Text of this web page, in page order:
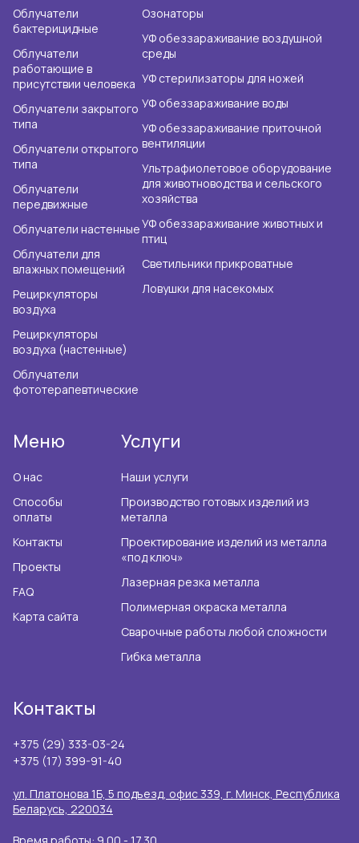
Облучатели
бактерицидные
Облучатели
работающие в
присутствии человека
Облучатели закрытого
типа
Облучатели открытого
типа
Облучатели
передвижные
Облучатели настенные
Облучатели для
влажных помещений
Рециркуляторы
воздуха
Рециркуляторы
воздуха (настенные)
Облучатели
фототерапевтические
Озонаторы
УФ обеззараживание воздушной
среды
УФ стерилизаторы для ножей
УФ обеззараживание воды
УФ обеззараживание приточной
вентиляции
Ультрафиолетовое оборудование
для животноводства и сельского
хозяйства
УФ обеззараживание животных и
птиц
Светильники прикроватные
Ловушки для насекомых
Меню
О нас
Способы
оплаты
Контакты
Проекты
FAQ
Карта сайта
Услуги
Наши услуги
Производство готовых изделий из
металла
Проектирование изделий из металла
«под ключ»
Лазерная резка металла
Полимерная окраска металла
Сварочные работы любой сложности
Гибка металла
Контакты
+375 (29) 333-03-24
+375 (17) 399-91-40
ул. Платонова 1Б, 5 подъезд, офис 339, г. Минск, Республика
Беларусь, 220034